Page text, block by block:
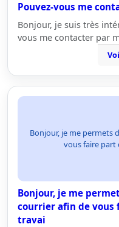
Pouvez-vous me
Bonjour, je suis très
vous me contacter par
Bonjour, je me permets
vous faire part
Bonjour, je me
courrier afin de vous
travai